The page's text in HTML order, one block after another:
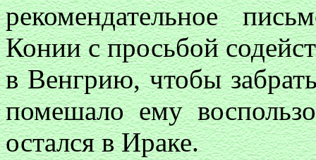
рекомендательное
Конии с просьбой
в Венгрию, чтобы
помешало ему
остался в Ираке.